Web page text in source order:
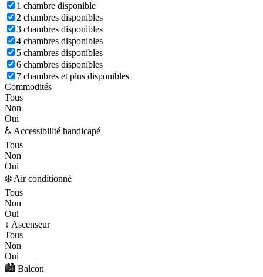
1 chambre disponible
2 chambres disponibles
3 chambres disponibles
4 chambres disponibles
5 chambres disponibles
6 chambres disponibles
7 chambres et plus disponibles
Commodités
Tous
Non
Oui
♿ Accessibilité handicapé
Tous
Non
Oui
❄️ Air conditionné
Tous
Non
Oui
↕️ Ascenseur
Tous
Non
Oui
🏙️ Balcon